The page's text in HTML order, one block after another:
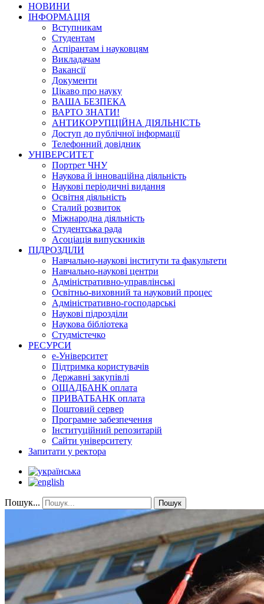
НОВИНИ
ІНФОРМАЦІЯ
Вступникам
Студентам
Аспірантам і науковцям
Викладачам
Вакансії
Документи
Цікаво про науку
ВАША БЕЗПЕКА
ВАРТО ЗНАТИ!
АНТИКОРУПЦІЙНА ДІЯЛЬНІСТЬ
Доступ до публічної інформації
Телефонний довідник
УНІВЕРСИТЕТ
Портрет ЧНУ
Наукова й інноваційна діяльність
Наукові періодичні видання
Освітня діяльність
Сталий розвиток
Міжнародна діяльність
Студентська рада
Асоціація випускників
ПІДРОЗДІЛИ
Навчально-наукові інститути та факультети
Навчально-наукові центри
Адміністративно-управлінські
Освітньо-виховний та науковий процес
Адміністративно-господарські
Наукові підрозділи
Наукова бібліотека
Студмістечко
РЕСУРСИ
е-Університет
Підтримка користувачів
Державні закупівлі
ОЩАДБАНК оплата
ПРИВАТБАНК оплата
Поштовий сервер
Програмне забезпечення
Інституційний репозитарій
Сайти університету
Запитати у ректора
Пошук... Пошук